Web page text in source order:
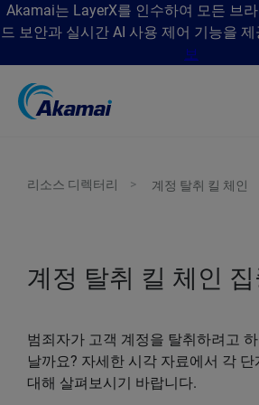
Akamai는 LayerX를 인수하여 모든 브
드 보안과 실시간 AI 사용 제어 기능을
보
리소스 디렉터리 계정 탈취 킬 체인
계정 탈취 킬 체인
범죄자가 고객 계정을 탈취하려고
날까요? 자세한 시각 자료에서 각
대해 살펴보시기 바랍니다.